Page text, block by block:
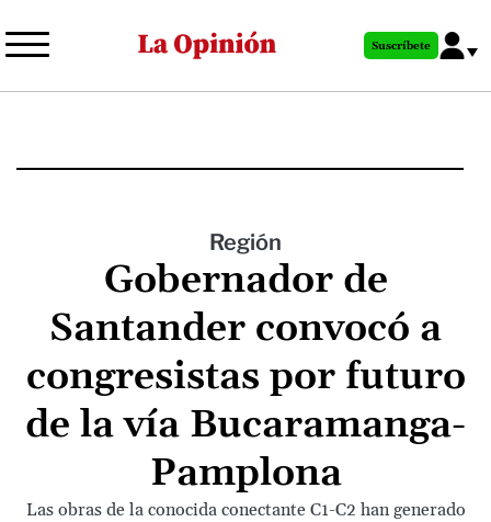
al
principal
Suscríbete
Región
Gobernador de
Santander convocó a
congresistas por futuro
de la vía Bucaramanga-
Pamplona
Las obras de la conocida conectante C1-C2 han generado